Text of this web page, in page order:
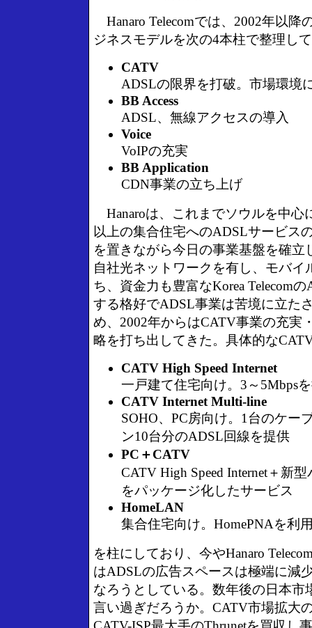
Hanaro Telecomでは、2002年以降
ジネスモデルを次の4本柱で整理し
CATV
ADSLの限界を打破。市場環境
BB Access
ADSL、無線アクセスの導入
Voice
VoIPの充実
BB Application
CDN事業の立ち上げ
Hanaroは、これまでソウルを中心
以上の集合住宅へのADSLサービス
を置きながら今日の事業基盤を確立
自社光ネットワークを有し、モバイ
ち、資金力も豊富なKorea Telecom
する格好でADSL事業は苦境に立た
め、2002年からはCATV事業の充実
略を打ち出してきた。具体的な
CATV High Speed Internet
一戸建て住宅向け。3～5Mbps
CATV Internet Multi-line
SOHO、PC房向け。1台のケー
ン10台分のADSL回線を提供
PC＋CATV
CATV High Speed Internet＋新
をパッケージ化したサービス
HomeLAN
集合住宅向け。HomePNAを利
を柱にしており、今やHanaro
はADSLの広告スペースは極端に減
なろうとしている。数年後の日本市
言い過ぎだろうか。CATV市場拡大